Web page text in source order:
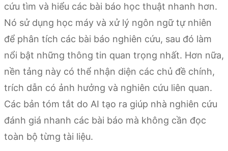
cứu tìm và hiểu các bài báo học thuật nhanh hơn.
Nó sử dụng học máy và xử lý ngôn ngữ tự nhiên
để phân tích các bài báo nghiên cứu, sau đó làm
nổi bật những thông tin quan trọng nhất. Hơn nữa,
nền tảng này có thể nhận diện các chủ đề chính,
trích dẫn có ảnh hưởng và nghiên cứu liên quan.
Các bản tóm tắt do AI tạo ra giúp nhà nghiên cứu
đánh giá nhanh các bài báo mà không cần đọc
toàn bộ từng tài liệu.